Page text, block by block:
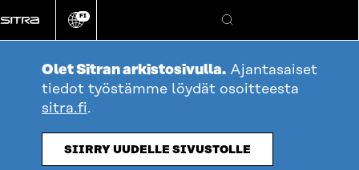
suoraan
sisältöön
Vaihda
kieli
FI
Hae
Olet Sitran arkistosivulla. Ajantasaiset
tiedot työstämme löydät osoitteesta
sitra.fi.
SIIRRY UUDELLE SIVUSTOLLE